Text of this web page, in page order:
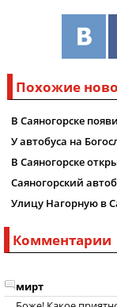
Похожие
В Саяногорске
У автобуса на
В Саяногорске
Саяногорский
Улицу Нагорную в
Комментарии
мирт